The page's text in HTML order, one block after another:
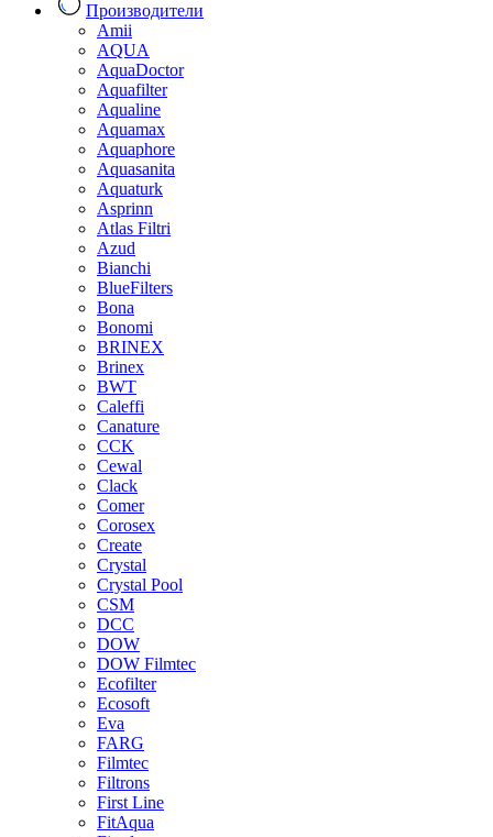
Производители
Amii
AQUA
AquaDoctor
Aquafilter
Aqualine
Aquamax
Aquaphore
Aquasanita
Aquaturk
Asprinn
Atlas Filtri
Azud
Bianchi
BlueFilters
Bona
Bonomi
BRINEX
Brinex
BWT
Caleffi
Canature
CCK
Cewal
Clack
Comer
Corosex
Create
Crystal
Crystal Pool
CSM
DCC
DOW
DOW Filmtec
Ecofilter
Ecosoft
Eva
FARG
Filmtec
Filtrons
First Line
FitAqua